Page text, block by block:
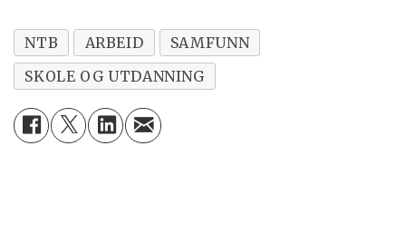
NTB ARBEID
SAMFUNN
SKOLE OG UTDANNING